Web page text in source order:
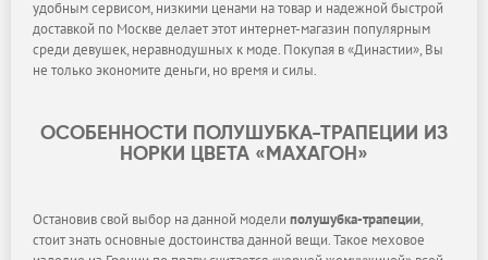
удобным сервисом, низкими ценами на товар и надежной быстрой
доставкой по Москве делает этот интернет-магазин популярным
среди девушек, неравнодушных к моде. Покупая в «Династии», Вы
не только экономите деньги, но время и силы.
ОСОБЕННОСТИ ПОЛУШУБКА-ТРАПЕЦИИ ИЗ
НОРКИ ЦВЕТА «МАХАГОН»
Остановив свой выбор на данной модели полушубка-трапеции,
стоит знать основные достоинства данной вещи. Такое меховое